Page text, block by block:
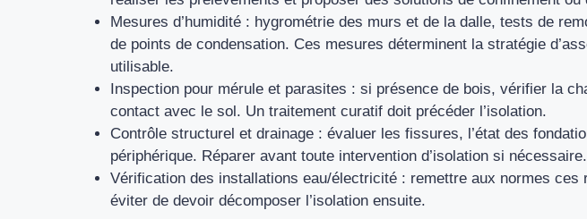
Mesures d’humidité : hygrométrie des murs et de la dalle, tests de
de points de condensation. Ces mesures déterminent la stratégie
utilisable.
Inspection pour mérule et parasites : si présence de bois, vérifier la
contact avec le sol. Un traitement curatif doit précéder l’isolation.
Contrôle structurel et drainage : évaluer les fissures, l’état des
périphérique. Réparer avant toute intervention d’isolation si nécessaire.
Vérification des installations eau/électricité : remettre aux normes ces
éviter de devoir décomposer l’isolation ensuite.